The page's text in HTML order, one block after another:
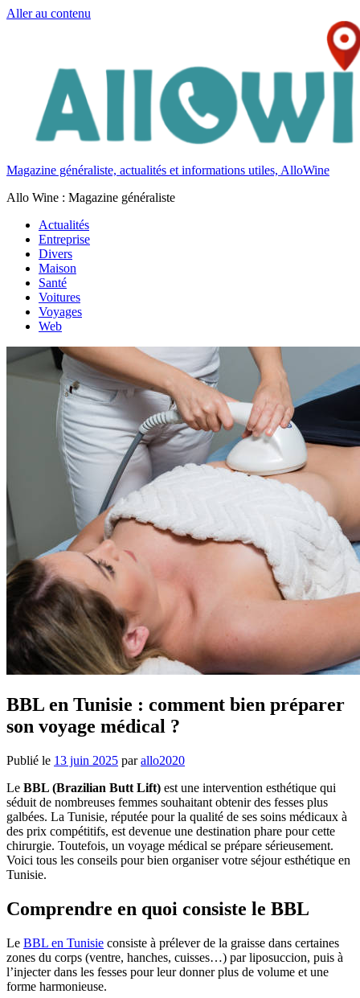
Aller au contenu
Magazine généraliste, actualités et informations utiles, AlloWine
Allo Wine : Magazine généraliste
Actualités
Entreprise
Divers
Maison
Santé
Voitures
Voyages
Web
BBL en Tunisie : comment bien préparer
son voyage médical ?
Publié le 13 juin 2025 parallo2020
Le BBL (Brazilian Butt Lift) est une intervention esthétique qui
séduit de nombreuses femmes souhaitant obtenir des fesses plus
galbées. La Tunisie, réputée pour la qualité de ses soins médicaux à
des prix compétitifs, est devenue une destination phare pour cette
chirurgie. Toutefois, un voyage médical se prépare sérieusement.
Voici tous les conseils pour bien organiser votre séjour esthétique en
Tunisie.
Comprendre en quoi consiste le BBL
Le BBL en Tunisie consiste à prélever de la graisse dans certaines
zones du corps (ventre, hanches, cuisses…) par liposuccion, puis à
l’injecter dans les fesses pour leur donner plus de volume et une
forme harmonieuse.